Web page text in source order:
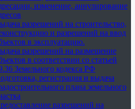
изменение, аннулирование
разрешений на строительство,
и разрешений на ввод
в эксплуатацию.
разрешений на размещение
в соответствии со статьей
Земельного кодекса РФ
регистрация и выдача
плана земельного
разрешений на